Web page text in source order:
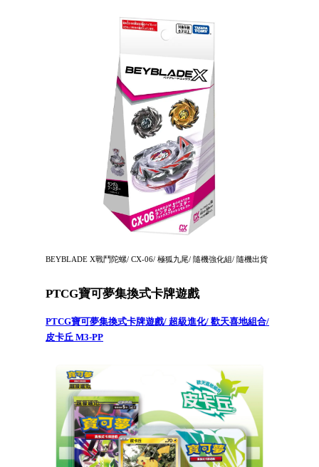
BEYBLADE X戰鬥陀螺/ CX-06/ 極狐九尾/ 隨機強化組/ 隨機出貨
PTCG寶可夢集換式卡牌遊戲
PTCG寶可夢集換式卡牌遊戲/ 超級進化/ 歡天喜地組合/
皮卡丘 M3-PP